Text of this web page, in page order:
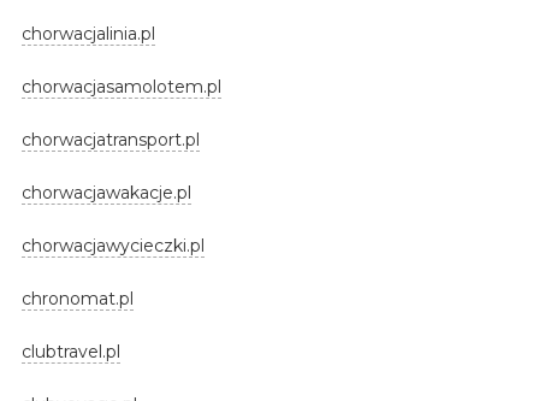
chorwacjalinia.pl
chorwacjasamolotem.pl
chorwacjatransport.pl
chorwacjawakacje.pl
chorwacjawycieczki.pl
chronomat.pl
clubtravel.pl